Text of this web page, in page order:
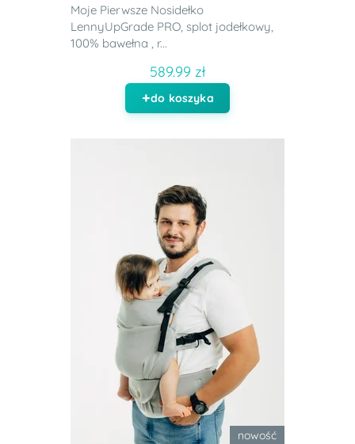
Moje Pierwsze Nosidełko
LennyUpGrade PRO, splot jodełkowy,
100% bawełna , r...
589.99 zł
do koszyka
nowość